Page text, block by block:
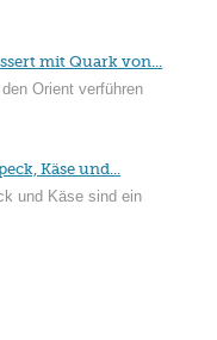
mit Quark von...
Orient verführen
Käse und...
und Käse sind ein